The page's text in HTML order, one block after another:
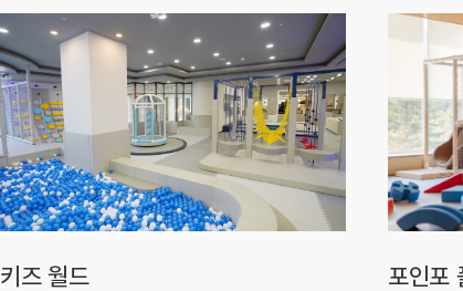
키즈 월드 포인포